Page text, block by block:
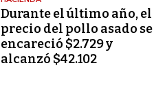
Durante el último año, el
precio del pollo asado se
encareció $2.729 y
alcanzó $42.102